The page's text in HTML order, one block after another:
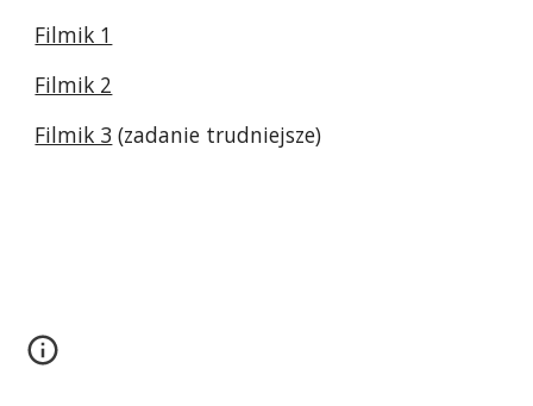
Filmik 1
Filmik 2
Filmik 3 (zadanie trudniejsze)